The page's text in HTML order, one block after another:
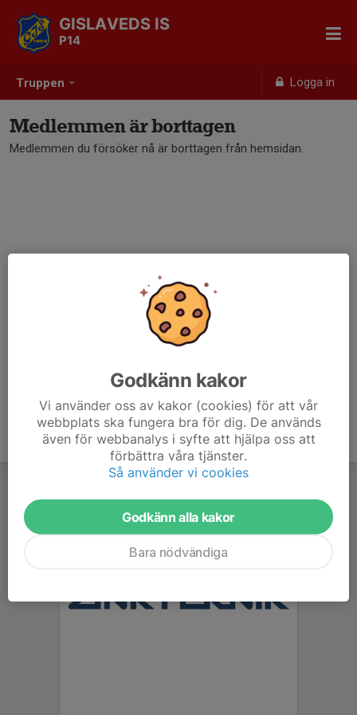
Truppen Logga in
GISLAVEDS IS
P14
Medlemmen är borttagen
Medlemmen du försöker nå är borttagen från hemsidan.
Godkänn kakor
Vi använder oss av kakor (cookies) för att vår
webbplats ska fungera bra för dig. De används
även för webbanalys i syfte att hjälpa oss att
förbättra våra tjänster.
Så använder vi cookies
Godkänn alla kakor
Bara nödvändiga